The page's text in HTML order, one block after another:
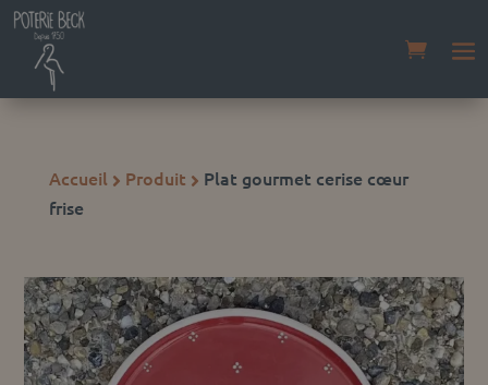
Accueil  Produit  Plat gourmet cerise cœur
frise